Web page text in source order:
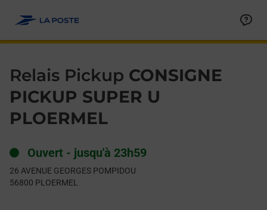
Relais Pickup CONSIGNE
PICKUP SUPER U
PLOERMEL
Ouvert - jusqu'à 23h59
26 AVENUE GEORGES POMPIDOU
56800 PLOERMEL